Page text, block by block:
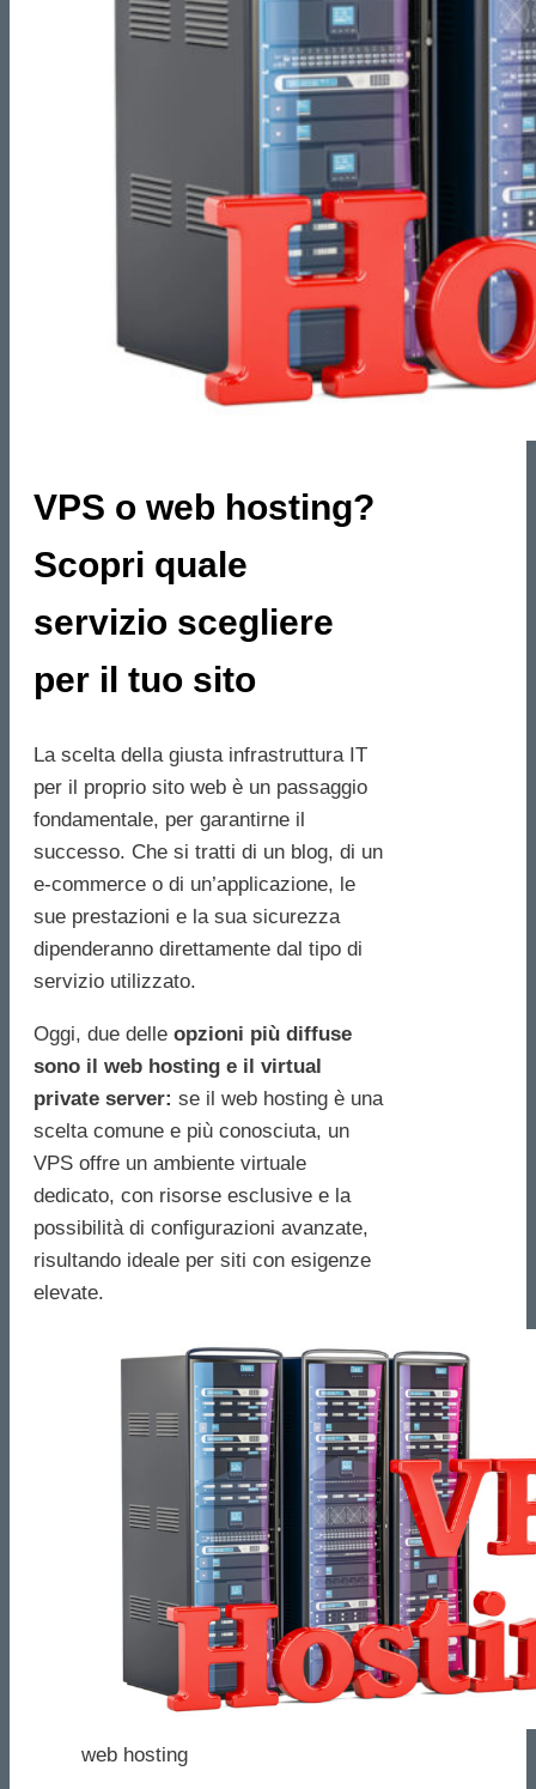
VPS o web hosting?
Scopri quale
servizio scegliere
per il tuo sito
La scelta della giusta infrastruttura IT
per il proprio sito web è un passaggio
fondamentale, per garantirne il
successo. Che si tratti di un blog, di un
e-commerce o di un’applicazione, le
sue prestazioni e la sua sicurezza
dipenderanno direttamente dal tipo di
servizio utilizzato.
Oggi, due delle opzioni più diffuse
sono il web hosting e il virtual
private server: se il web hosting è una
scelta comune e più conosciuta, un
VPS offre un ambiente virtuale
dedicato, con risorse esclusive e la
possibilità di configurazioni avanzate,
risultando ideale per siti con esigenze
elevate.
web hosting